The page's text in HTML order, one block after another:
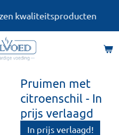
kwaliteitsproducten
Pruimen met
citroenschil - In
prijs verlaagd
In prijs verlaagd!